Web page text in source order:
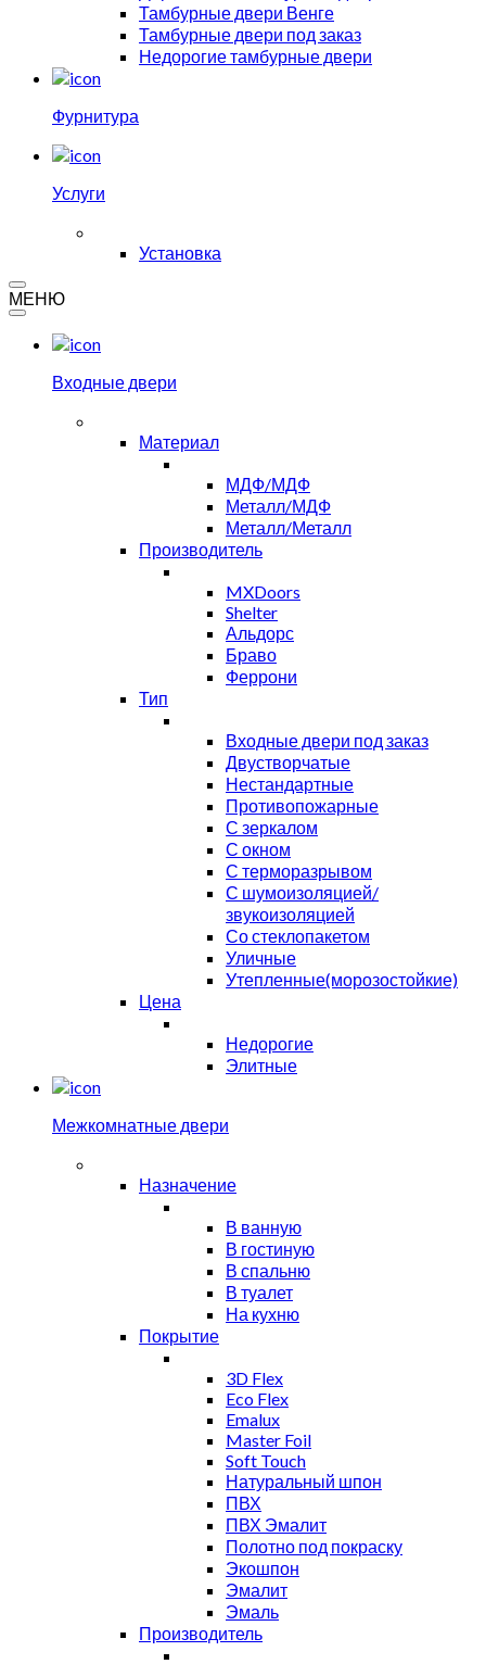
Тамбурные двери Венге
Тамбурные двери под заказ
Недорогие тамбурные двери
Фурнитура
Услуги
Установка
МЕНЮ
Входные двери
Материал
МДФ/МДФ
Металл/МДФ
Металл/Металл
Производитель
MXDoors
Shelter
Альдорс
Браво
Феррони
Тип
Входные двери под заказ
Двустворчатые
Нестандартные
Противопожарные
С зеркалом
С окном
С терморазрывом
С шумоизоляцией/
звукоизоляцией
Со стеклопакетом
Уличные
Утепленные(морозостойкие)
Цена
Недорогие
Элитные
Межкомнатные двери
Назначение
В ванную
В гостиную
В спальню
В туалет
На кухню
Покрытие
3D Flex
Eco Flex
Emalux
Master Foil
Soft Touch
Натуральный шпон
ПВХ
ПВХ Эмалит
Полотно под покраску
Экошпон
Эмалит
Эмаль
Производитель